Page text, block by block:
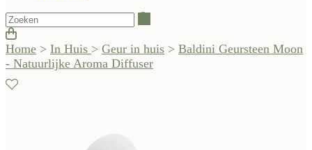
Home > In Huis > Geur in huis > Baldini Geursteen Moon
- Natuurlijke Aroma Diffuser